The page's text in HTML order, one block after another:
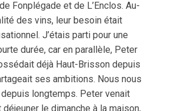
Fonplégade et de L’Enclos. Au-
des vins, leur besoin était
J’étais parti pour une
durée, car en parallèle, Peter
déjà Haut-Brisson depuis
ses ambitions. Nous nous
longtemps. Peter venait
le dimanche à la maison,